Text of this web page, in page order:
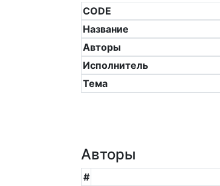
CODE
Название
Авторы
Исполнитель
Тема
Авторы
#